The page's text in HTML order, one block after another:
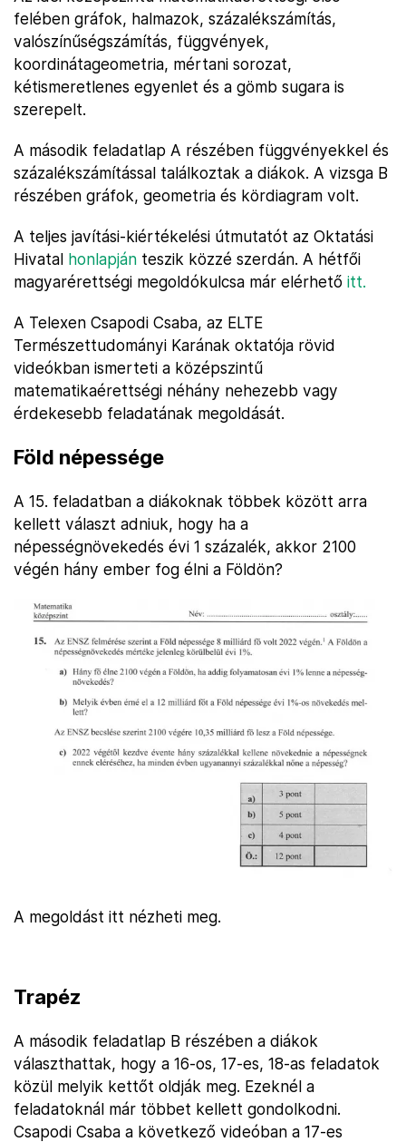
felében gráfok, halmazok, százalékszámítás,
valószínűségszámítás, függvények,
koordinátageometria, mértani sorozat,
kétismeretlenes egyenlet és a gömb sugara is
szerepelt.
A második feladatlap A részében függvényekkel és
százalékszámítással találkoztak a diákok. A vizsga B
részében gráfok, geometria és kördiagram volt.
A teljes javítási-kiértékelési útmutatót az Oktatási
Hivatal honlapján teszik közzé szerdán. A hétfői
magyarérettségi megoldókulcsa már elérhető itt.
A Telexen Csapodi Csaba, az ELTE
Természettudományi Karának oktatója rövid
videókban ismerteti a középszintű
matematikaérettségi néhány nehezebb vagy
érdekesebb feladatának megoldását.
Föld népessége
A 15. feladatban a diákoknak többek között arra
kellett választ adniuk, hogy ha a
népességnövekedés évi 1 százalék, akkor 2100
végén hány ember fog élni a Földön?
A megoldást itt nézheti meg.
Trapéz
A második feladatlap B részében a diákok
választhattak, hogy a 16-os, 17-es, 18-as feladatok
közül melyik kettőt oldják meg. Ezeknél a
feladatoknál már többet kellett gondolkodni.
Csapodi Csaba a következő videóban a 17-es